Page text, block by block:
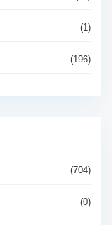
(1)
(196)
(704)
(0)